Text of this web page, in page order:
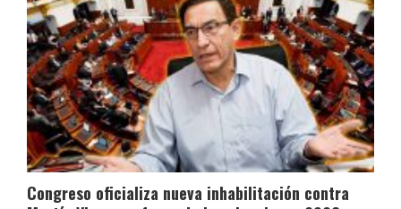
Congreso oficializa nueva inhabilitación contra